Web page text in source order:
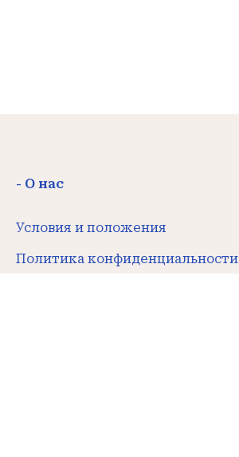
- О нас
Условия и положения
Политика конфиденциальности